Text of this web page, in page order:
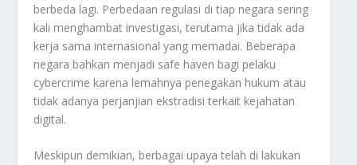
berbeda lagi. Perbedaan regulasi di tiap negara sering
kali menghambat investigasi, terutama jika tidak ada
kerja sama internasional yang memadai. Beberapa
negara bahkan menjadi safe haven bagi pelaku
cybercrime karena lemahnya penegakan hukum atau
tidak adanya perjanjian ekstradisi terkait kejahatan
digital.
Meskipun demikian, berbagai upaya telah di lakukan